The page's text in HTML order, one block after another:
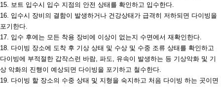
15. 보트 입수시 입수 지점의 안전 상태를 확인하고 입수한다.
16. 입수시 장비의 결함이 발생하거나 건강상태가 급격히 저하되면 다이빙을
포기한다.
17. 입수 후에는 모든 착용 장비에 이상이 없는지 수면에서 재확인한다.
18. 다이빙 장소에 도착 후 기상 상태 및 수상 및 수중 조류 상태를 확인하고
다이빙에 부적절한 갑작스런 바람, 파도, 유속이 발생하는 등 기상악화 및 기
상 악화의 진행이 예상되면 다이빙을 포기하고 철수한다.
19. 다이빙 할 장소의 수중 상태 및 지형을 숙지하고 처음 다이빙 하는 곳이면